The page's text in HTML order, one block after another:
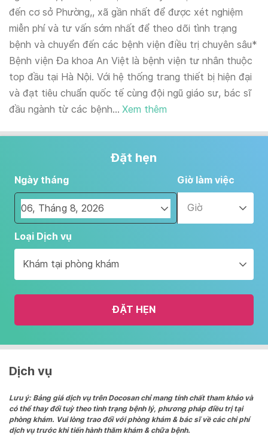
đến cơ sở Phường,, xã gần nhất để được xét nghiệm
miễn phí và tư vấn sớm nhất để theo dõi tình trạng
bệnh và chuyển đến các bệnh viện điều trị chuyên sâu*
Bệnh viện Đa khoa An Việt là bệnh viện tư nhân thuộc
top đầu tại Hà Nội. Với hệ thống trang thiết bị hiện đại
và đạt tiêu chuẩn quốc tế cùng đội ngũ giáo sư, bác sĩ
đầu ngành từ các bệnh... Xem thêm
Đặt hẹn
Ngày tháng
Navigate
forward
interact
with
the
and
date.
the
question
mark
Giờ làm việc
Giờ
Loại Dịch vụ
Khám tại phòng khám
ĐẶT HẸN
Dịch vụ
Lưu ý: Bảng giá dịch vụ trên Docosan chỉ mang tính chất tham khảo và
có thể thay đổi tuỳ theo tình trạng bệnh lý, phương pháp điều trị tại
phòng khám. Vui lòng trao đổi với phòng khám & bác sĩ về các chi phí
dịch vụ trước khi tiến hành thăm khám & chữa bệnh.